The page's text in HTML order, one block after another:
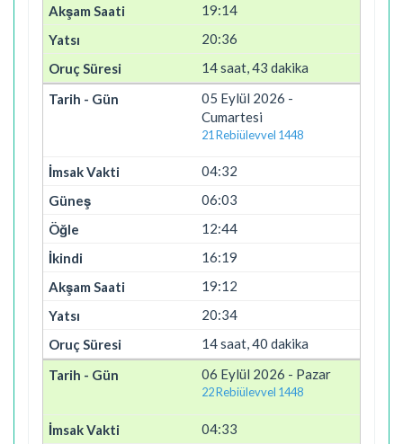
19:14
20:36
14 saat, 43 dakika
05 Eylül 2026 -
Cumartesi
21 Rebiülevvel 1448
04:32
06:03
12:44
16:19
19:12
20:34
14 saat, 40 dakika
06 Eylül 2026 - Pazar
22 Rebiülevvel 1448
04:33